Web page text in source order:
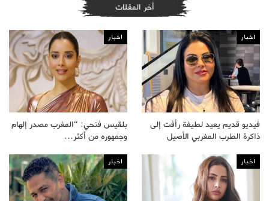
أخر المقلات
اخبار
فيديو قديم يعيد لطيفة رأفت إلى
ذاكرة الطرب المغربي الأصيل
اخبار
بلقيس فتحي: “المغرب مصدر إلهام
وجمهوره من أكثر…
اخبار اخبار